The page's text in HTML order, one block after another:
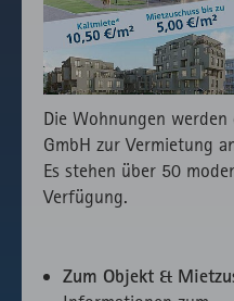
Die Wohnungen
GmbH zur Vermietung
Es stehen über 50
Verfügung.
Zum Objekt &
des
Fonts.